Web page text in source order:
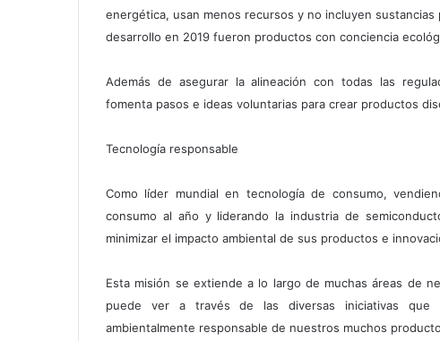
energética, usan menos recursos y no incluyen
desarrollo en 2019 fueron productos con conciencia
Además de asegurar la alineación con todas las
fomenta pasos e ideas voluntarias para crear productos
Tecnología responsable
Como líder mundial en tecnología de consumo,
consumo al año y liderando la industria de
minimizar el impacto ambiental de sus productos e
Esta misión se extiende a lo largo de muchas áreas de
puede ver a través de las diversas iniciativas que
ambientalmente responsable de nuestros muchos